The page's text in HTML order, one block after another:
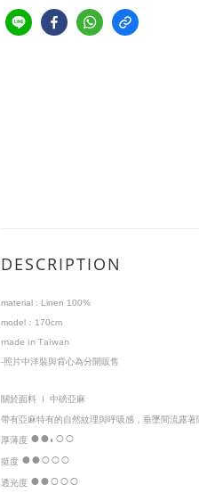
DESCRIPTION
material : Linen 100%
model：170cm
made in Taiwan
-照片中洋裝與背心為分開販售
關於面料 I 中磅亞麻
帶有亞麻特有的自然紋理與呼吸感，垂墜間流露
厚薄度 ●●◐ ○○
挺度 ●●○○○
透光度 ●●○○○